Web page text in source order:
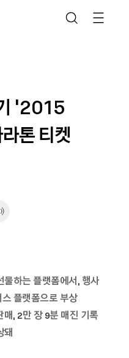
'2015
톤 티켓
물하는 플랫폼에서, 행사
플랫폼으로 부상
매, 2만 장9분 매진 기록
돼